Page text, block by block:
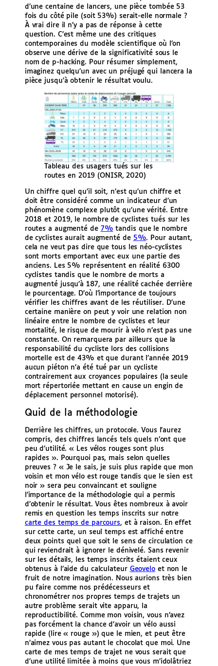
d’une centaine de lancers, une pièce tombée 53
fois du côté pile (soit 53%) serait-elle normale ?
À vrai dire il n’y a pas de réponse à cette
question. C’est même une des critiques
contemporaines du modèle scientifique où l’on
observe une dérive de la significativité sous le
nom de p-hacking. Pour résumer simplement,
imaginez quelqu’un avec un préjugé qui lancera la
pièce jusqu’à obtenir le résultat voulu.
Tableau des usagers tués sur les
routes en 2019 (ONISR, 2020)
Un chiffre quel qu’il soit, n’est qu’un chiffre et
doit être considéré comme un indicateur d’un
phénomène complexe plutôt qu’une vérité. Entre
2018 et 2019, le nombre de cyclistes tués sur les
routes a augmenté de 7% tandis que le nombre
de cyclistes aurait augmenté de 5%. Pour autant,
cela ne veut pas dire que tous les néo-cyclistes
sont morts emportant avec eux une partie des
anciens. Les 5% représentent en réalité 6300
cyclistes tandis que le nombre de morts a
augmenté jusqu’à 187, une réalité cachée derrière
le pourcentage. D’où l’importance de toujours
vérifier les chiffres avant de les réutiliser. D’une
certaine manière on peut y voir une relation non
linéaire entre le nombre de cyclistes et leur
mortalité, le risque de mourir à vélo n’est pas une
constante. On remarquera par ailleurs que la
responsabilité du cycliste lors des collisions
mortelle est de 43% et que durant l’année 2019
aucun piéton n’a été tué par un cycliste
contrairement aux croyances populaires (la seule
mort répertoriée mettant en cause un engin de
déplacement personnel motorisé).
Quid de la méthodologie
Derrière les chiffres, un protocole. Vous l’aurez
compris, des chiffres lancés tels quels n’ont que
peu d’utilité. « Les vélos rouges sont plus
rapides ». Pourquoi pas, mais selon quelles
preuves ? « Je le sais, je suis plus rapide que mon
voisin et mon vélo est rouge tandis que le sien est
noir » sera peu convaincant et souligne
l’importance de la méthodologie qui a permis
d’obtenir le résultat. Vous êtes nombreux à avoir
remis en question les temps inscrits sur notre
carte des temps de parcours, et à raison. En effet
sur cette carte, un seul temps est affiché entre
deux points quel que soit le sens de circulation ce
qui reviendrait à ignorer le dénivelé. Sans revenir
sur les détails, les temps inscrits étaient ceux
obtenus à l’aide du calculateur Geoveloet non le
fruit de notre imagination. Nous aurions très bien
pu faire comme nos prédécesseurs et
chronométrer nos propres temps de trajets un
autre problème serait vite apparu, la
reproductibilité. Comme mon voisin, vous n’avez
pas forcément la chance d’avoir un vélo aussi
rapide (lire « rouge ») que le mien, et peut être
n’aimez vous pas autant le chocolat que moi. Une
carte de mes temps de trajet ne vous serait que
d’une utilité limitée à moins que vous m’idolâtriez